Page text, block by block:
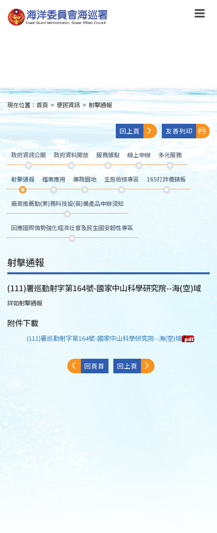
到
主
:::
現在位置： 首頁 > 便民資訊 > 射擊通報
回上頁 友善列印
政府資訊公開 政府資料開放 服務據點 線上申辦 多元服務
射擊通報 檔案應用 廉政園地 生態檢核專區 165打詐儀錶板
廠商推薦勤(業)務科技設(裝)備產品申辦須知
因應國際情勢強化經濟社會及民生國安韌性專區
射擊通報
(111)署巡勤射字第164號-國家中山科學研究院--海(空)域
詳如射擊通報
附件下載
(111)署巡勤射字第164號-國家中山科學研究院--海(空)域
回頁首 回上頁